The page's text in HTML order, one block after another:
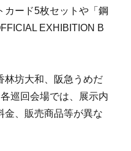
カード5枚セットや「鋼
EXHIBITION B
林坊大和、阪急うめだ
巡回会場では、展示内
金、販売商品等が異な